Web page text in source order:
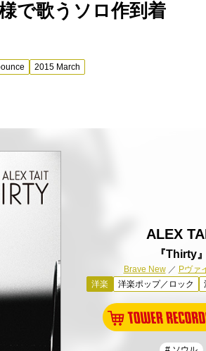
で歌うソロ作到着
2015 March
ALEX
『Thirty』
Brave New／ Pヴァ
洋楽
洋楽ポップ／ロック